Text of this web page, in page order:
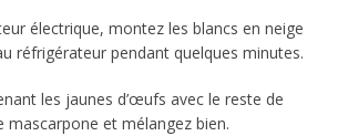
électrique, montez les blancs en neige
réfrigérateur pendant quelques minutes.
les jaunes d’œufs avec le reste de
mascarpone et mélangez bien.